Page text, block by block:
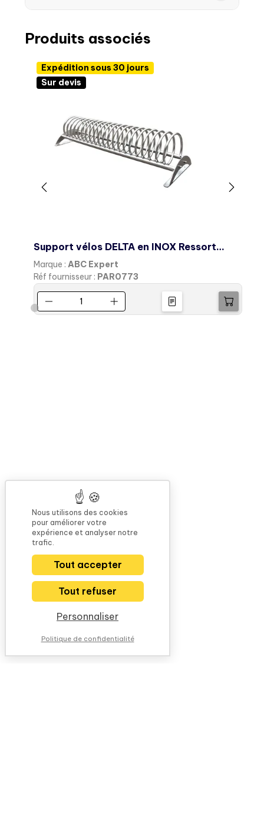
Produits associés
Expédition sous 30 jours
Sur devis
Support vélos DELTA en INOX Ressort sur platines
Marque : ABC Expert
Réf fournisseur : PAR0773
Nous utilisons des cookies
pour améliorer votre
expérience et analyser notre
trafic.
Tout accepter
Tout refuser
Personnaliser
Politique de confidentialité